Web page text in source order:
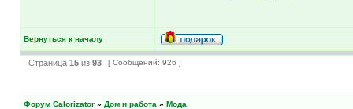
Вернуться к началу
Страница 15 из 93 [ Сообщений: 926 ]
Форум Calorizator » Дом и работа » Мода